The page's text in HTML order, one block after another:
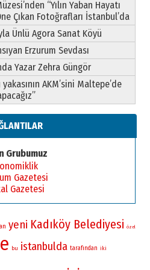
“Yılın Yaban Hayatı
Çıkan Fotoğrafları İstanbul’da
Ünlü Agora Sanat Köyü
Erzurum Sevdası
Yazar Zehra Güngör
AKM’sini Maltepe’de
Grubumuz
Gazetesi
Gazetesi
yeni Kadıköy Belediyesi özel
bu istanbulda tarafından iki